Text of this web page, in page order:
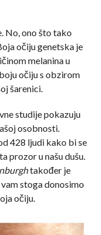
No, ono što tako
očiju genetska je
melanina u
očiju s obzirom
šarenici.
studije pokazuju
osobnosti.
428 ljudi kako bi se
prozor u našu dušu.
također je
stoga donosimo
očiju.